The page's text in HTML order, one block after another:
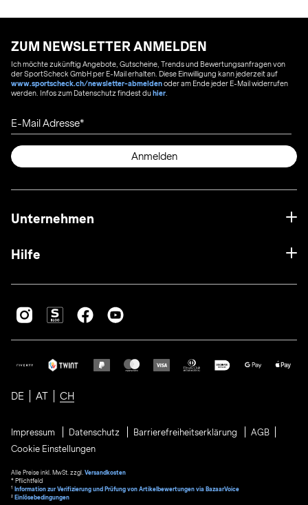
ZUM NEWSLETTER ANMELDEN
Ich möchte zukünftig Angebote, Gutscheine, Trends und Bewertungsanfragen von
der SportScheck GmbH per E-Mail erhalten. Diese Einwilligung kann jederzeit auf
www.sportscheck.ch/newsletter-abmeldenoder am Ende jeder E-Mail widerrufen
werden. Infos zum Datenschutz findest duhier
E-Mail Adresse
Anmelden
Unternehmen
Hilfe
DE AT CH
Impressum Datenschutz Barrierefreiheitserklärung
AGB
Cookie Einstellungen
Alle Preise inkl. MwSt. zzgl. Versandkosten
* Pflichtfeld
1
Information zur Verifizierung und Prüfung von Artikelbewertungen via BazaarVoice
² Einlösebedingungen